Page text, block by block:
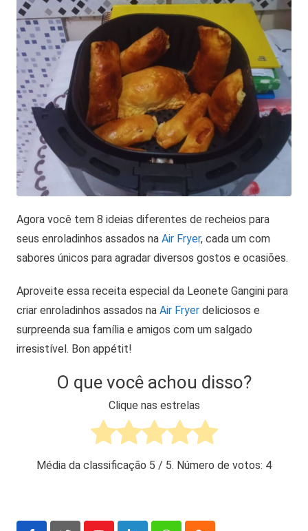
Agora você tem 8 ideias diferentes de recheios para
seus enroladinhos assados na Air Fryer, cada um com
sabores únicos para agradar diversos gostos e ocasiões.
Aproveite essa receita especial da Leonete Gangini para
criar enroladinhos assados na Air Fryer deliciosos e
surpreenda sua família e amigos com um salgado
irresistível. Bon appétit!
O que você achou disso?
Clique nas estrelas
Média da classificação 5 / 5. Número de votos: 4